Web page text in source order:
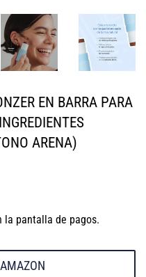
EN BARRA PARA
ARENA)
la pantalla de pagos.